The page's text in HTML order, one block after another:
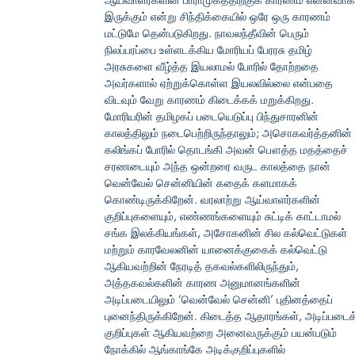
இருக்கும் என்று சிந்திக்கையில் ஒரே ஒரு காரணம்
மட்டுமே தென்படுகிறது. நாவலந்தீவின் பெரும்
நிலப்பரப்பை உள்ளடக்கிய மோரியப் பேரரசு தமிழ்
அரசுகளை வீழ்த்த இயலாமல் போரில் தோற்றதை
அவர்களால் ஏற்றுக்கொள்ள இயலவில்லை என்பதை
விடவும் வேறு காரணம் கிடைக்கக் மறுக்கிறது.
மோரியரின் தமிழகப் படையெடுப்பு பிந்துசாரனின்
காலத்திலும் நடைபெற்றிருந்தாலும்; அசொகவர்த்தனின்
கலிங்கப் போரில் தொடங்கி அவன் பௌத்த மதத்தைச்
சரணடையும் அந்த ஒன்றரை வருட காலத்தை நான்
வென்வேல் சென்னியின் கதைக் களமாகக்
கொண்டிருக்கிறேன். வரலாற்று ஆய்வாளர்களின்
குறிப்புகளையும், எண்ணங்களையும் சுட்டிக் காட்டாமல்
சங்க இலக்கியங்கள், அசோகனின் சில கல்வெட்டுகள்
மற்றும் காரவேலனின் யானைக்குகைக் கல்வெட்டு
ஆகியவற்றின் நேரடித் தகவல்களிலிருந்தும்,
அத்தகவல்களின் காரண அனுமானங்களின்
அடிப்படையிலும் ‘வென்வேல் சென்னி’ புதினத்தைப்
புனைந்திருக்கிறேன். கிடைத்த ஆதாரங்கள்,
குறிப்புகள் ஆகியவற்றை அனைவருக்கும் பயன்படும்
நோக்கில் ஆங்காங்கே அடிக்குறிப்புகளில்